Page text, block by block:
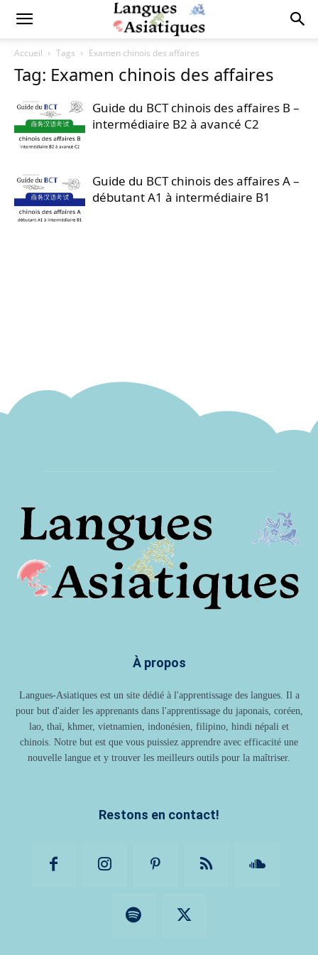
Accueil Tags Examen chinois des affaires
Tag: Examen chinois des affaires
Guide du BCT chinois des affaires B –
intermédiaire B2 à avancé C2
Guide du BCT chinois des affaires A –
débutant A1 à intermédiaire B1
À propos
Langues-Asiatiques est un site dédié à l'apprentissage des langues. Il a
pour but d'aider les apprenants dans l'apprentissage du japonais, coréen,
lao, thaï, khmer, vietnamien, indonésien, filipino, hindi népali et
chinois. Notre but est que vous puissiez apprendre avec efficacité une
nouvelle langue et y trouver les meilleurs outils pour la maîtriser.
Restons en contact!